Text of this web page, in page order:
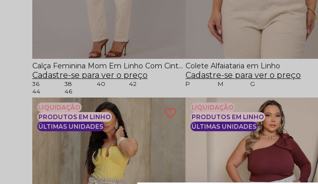
Calça Feminina Mom Em Linho Com Cinto Cordão
Cadastre-se para ver o preço
36 38 40
42
44
46
Colete Alfaiataria em Linho
Cadastre-se para ver o preço
P M G
LIQUIDAÇÃO
PRODUTOS EM LINHO
ÚLTIMAS UNIDADES
LIQUIDAÇÃO
PRODUTOS EM LINHO
ÚLTIMAS UNIDADES